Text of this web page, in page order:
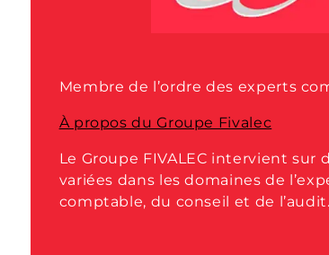
Membre de l’ordre des experts
À propos du Groupe Fivalec
Le Groupe FIVALEC intervient sur
variées dans les domaines de
comptable, du conseil et de l’audit.